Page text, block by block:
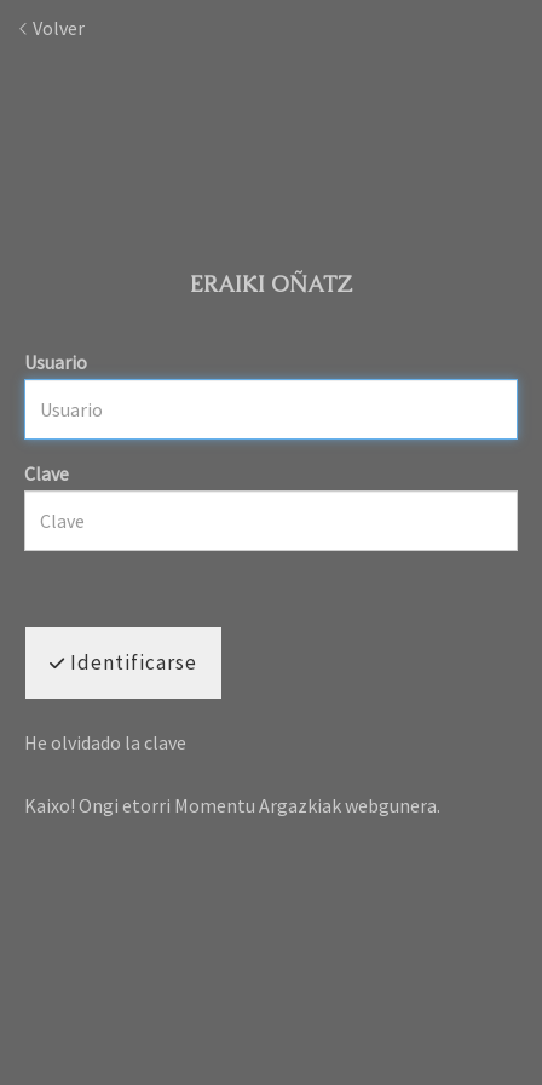
Volver
ERAIKI OÑATZ
Usuario
Clave
Identificarse
He olvidado la clave
Kaixo! Ongi etorri Momentu Argazkiak webgunera.